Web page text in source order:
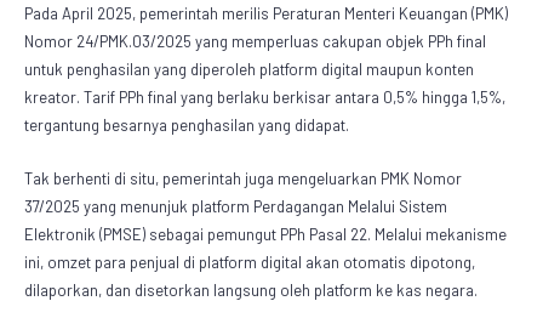
Pada April 2025, pemerintah merilis Peraturan Menteri Keuangan (PMK)
Nomor 24/PMK.03/2025 yang memperluas cakupan objek PPh final
untuk penghasilan yang diperoleh platform digital maupun konten
kreator. Tarif PPh final yang berlaku berkisar antara 0,5% hingga 1,5%,
tergantung besarnya penghasilan yang didapat.
Tak berhenti di situ, pemerintah juga mengeluarkan PMK Nomor
37/2025 yang menunjuk platform Perdagangan Melalui Sistem
Elektronik (PMSE) sebagai pemungut PPh Pasal 22. Melalui mekanisme
ini, omzet para penjual di platform digital akan otomatis dipotong,
dilaporkan, dan disetorkan langsung oleh platform ke kas negara.